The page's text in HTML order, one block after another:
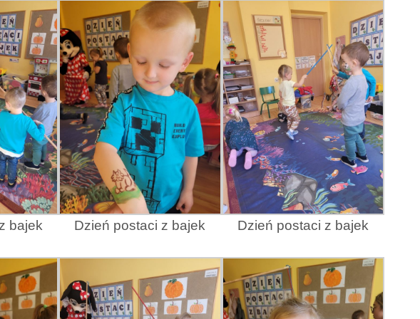
bajek Dzień postaci z bajek Dzień postaci z bajek